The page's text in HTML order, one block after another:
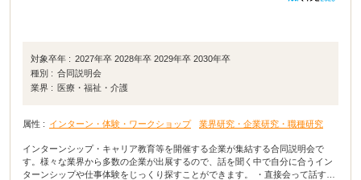
対象卒年 : 2027年卒 2028年卒 2029年卒 2030年卒
種別 : 合同説明会
業界 :
医療・福祉・介護
属性 : インターン・体験・ワークショップ 業界研究・企業研究・職種研究
インターンシップ・キャリア教育等を開催する企業が集結する合同説明会で
す。様々な業界から多数の企業が出展するので、話を聞く中で自分に合うイン
ターンシップや仕事体験をじっくり探すことができます。 ・直接会って話すこ